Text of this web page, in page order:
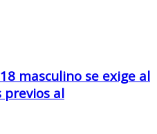
masculino se exige al
previos al